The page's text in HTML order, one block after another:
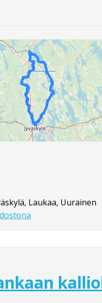
Laukaa, Uurainen